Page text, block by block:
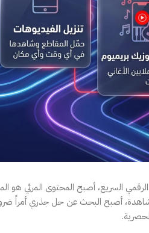
السريع، أصبح المحتوى المرئي هو
أصبح البحث عن حل جذري أمراً